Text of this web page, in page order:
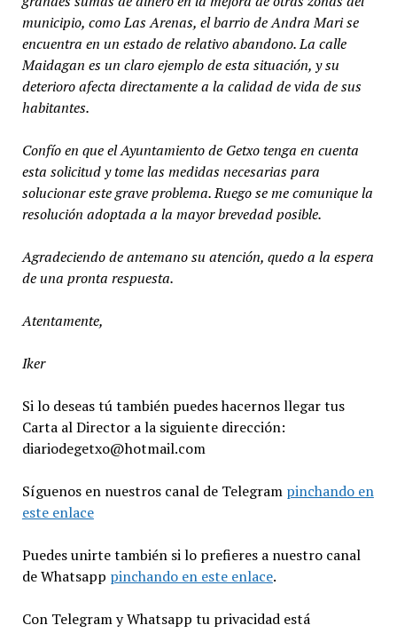
municipio, como Las Arenas, el barrio de Andra Mari se
encuentra en un estado de relativo abandono. La calle
Maidagan es un claro ejemplo de esta situación, y su
deterioro afecta directamente a la calidad de vida de sus
habitantes.
Confío en que el Ayuntamiento de Getxo tenga en cuenta
esta solicitud y tome las medidas necesarias para
solucionar este grave problema. Ruego se me comunique la
resolución adoptada a la mayor brevedad posible.
Agradeciendo de antemano su atención, quedo a la espera
de una pronta respuesta.
Atentamente,
Iker
Si lo deseas tú también puedes hacernos llegar tus
Carta al Director a la siguiente dirección:
diariodegetxo@hotmail.com
Síguenos en nuestros canal de Telegram pinchando en
este enlace
Puedes unirte también si lo prefieres a nuestro canal
de Whatsapp pinchando en este enlace.
Con Telegram y Whatsapp tu privacidad está